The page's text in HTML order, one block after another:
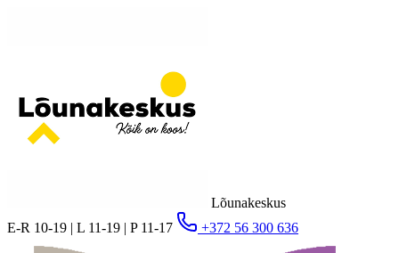
Lõunakeskus
E-R 10-19 | L 11-19 | P 11-17
+372 56 300 636